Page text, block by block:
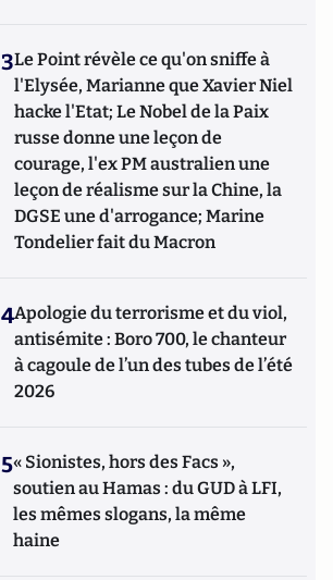
3Le Point révèle ce qu'on sniffe à
l'Elysée, Marianne que Xavier Niel
hacke l'Etat; Le Nobel de la Paix
russe donne une leçon de
courage, l'ex PM australien une
leçon de réalisme sur la Chine, la
DGSE une d'arrogance; Marine
Tondelier fait du Macron
4Apologie du terrorisme et du viol,
antisémite : Boro 700, le chanteur
à cagoule de l’un des tubes de l’été
2026
5« Sionistes, hors des Facs »,
soutien au Hamas : du GUD à LFI,
les mêmes slogans, la même
haine